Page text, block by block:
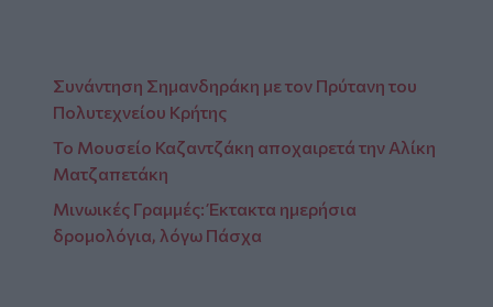
Συνάντηση Σημανδηράκη με τον Πρύτανη του
Πολυτεχνείου Κρήτης
Το Μουσείο Καζαντζάκη αποχαιρετά την Αλίκη
Ματζαπετάκη
Μινωικές Γραμμές: Έκτακτα ημερήσια
δρομολόγια, λόγω Πάσχα